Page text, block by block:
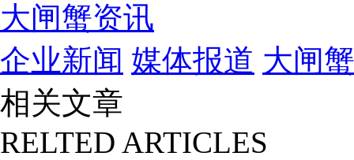
大闸蟹资讯
企业新闻 媒体报道 大闸
相关文章
RELTED ARTICLES